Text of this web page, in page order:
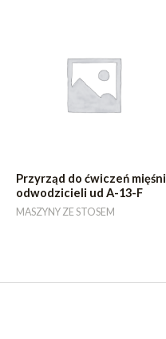
Przyrząd do ćwiczeń mięśni
odwodzicieli ud A-13-F
MASZYNY ZE STOSEM